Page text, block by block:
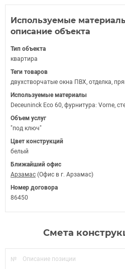
Используемые
описание объекта
Тип объекта
квартира
Теги товаров
двухстворчатые окна ПВХ, отделка,
Используемые материалы
Deceuninck Eco 60, фурнитура: Vorne,
Объем услуг
"под ключ"
Цвет конструкций
белый
Ближайший офис
Арзамас (Офис в г. Арзамас)
Номер договора
86450
Смета
№ Описание позиции